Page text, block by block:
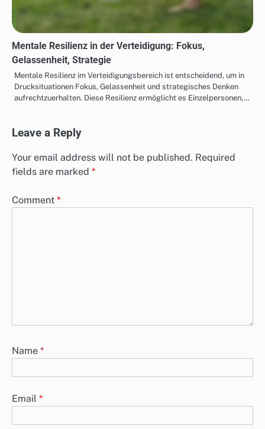
Mentale Resilienz in der Verteidigung: Fokus,
Gelassenheit, Strategie
Mentale Resilienz im Verteidigungsbereich ist entscheidend, um in
Drucksituationen Fokus, Gelassenheit und strategisches Denken
aufrechtzuerhalten. Diese Resilienz ermöglicht es Einzelpersonen,…
Leave a Reply
Your email address will not be published. Required
fields are marked *
Comment *
Name *
Email *